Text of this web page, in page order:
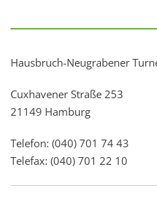
Hausbruch-Neugrabener
Cuxhavener Straße 253
21149 Hamburg
Telefon: (040) 701 74 43
Telefax: (040) 701 22 10